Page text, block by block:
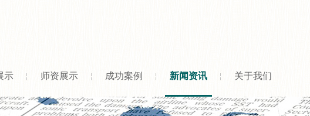
示 师资展示 成功案例 新闻资讯 关于我们